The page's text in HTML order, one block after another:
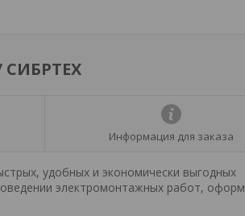
СИБРТЕХ
Информация для заказа
удобных и экономически выгодных
электромонтажных работ,